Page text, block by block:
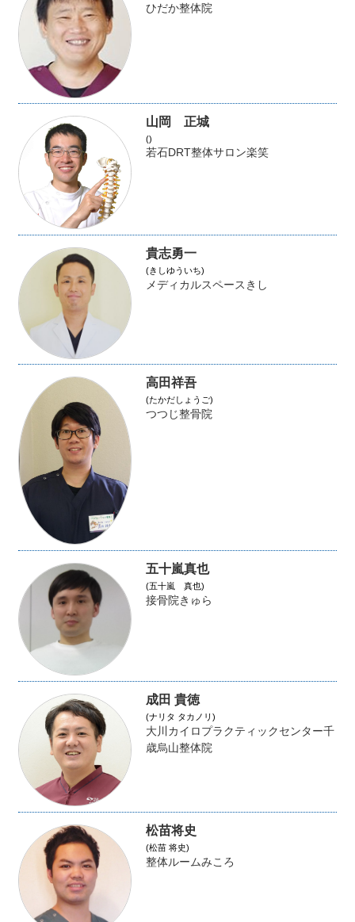
ひだか整体院
山岡 正城
()
若石DRT整体サロン楽笑
貴志勇一
(きしゆういち)
メディカルスペースきし
高田祥吾
(たかだしょうご)
つつじ整骨院
五十嵐真也
(五十嵐 真也)
接骨院きゅら
成田 貴徳
(ナリタ タカノリ)
大川カイロプラクティックセンター千
歳烏山整体院
松苗将史
(松苗 将史)
整体ルームみころ